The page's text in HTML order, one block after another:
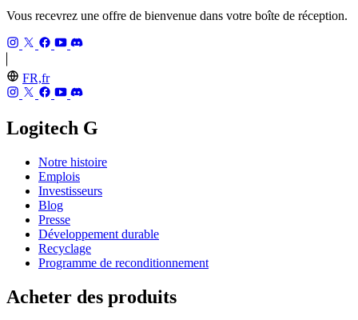
Vous recevrez une offre de bienvenue dans votre boîte de réception.
FR,fr
Logitech G
Notre histoire
Emplois
Investisseurs
Blog
Presse
Développement durable
Recyclage
Programme de reconditionnement
Acheter des produits